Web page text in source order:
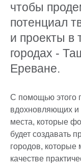
чтобы
потенциал
и проекты в
городах -
Ереване.
С помощью этого
вдохновляющих и
места, которые
будет создавать
городов, которые
качестве